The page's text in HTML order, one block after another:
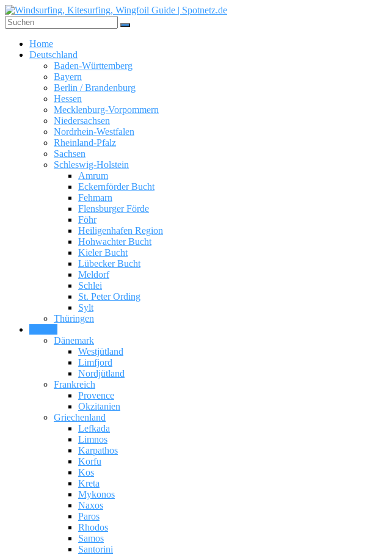
Zum
Inhalt
springen
Windsurfing,
Kitesurfing,
Wingfoil
Spotnetz.de
WINDSURFING
KITESURFING
Home
Deutschland
Baden-Württemberg
Bayern
Berlin / Brandenburg
Hessen
Mecklenburg-Vorpommern
Niedersachsen
Nordrhein-Westfalen
Rheinland-Pfalz
Sachsen
Schleswig-Holstein
Amrum
Eckernförder Bucht
Fehmarn
Flensburger Förde
Föhr
Heiligenhafen Region
Hohwachter Bucht
Kieler Bucht
Lübecker Bucht
Meldorf
Schlei
St. Peter Ording
Sylt
Thüringen
Dänemark
Westjütland
Limfjord
Nordjütland
Frankreich
Provence
Okzitanien
Griechenland
Lefkada
Limnos
Karpathos
Korfu
Kos
Kreta
Mykonos
Naxos
Paros
Rhodos
Samos
Santorini